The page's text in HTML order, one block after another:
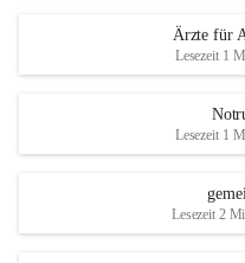
Ärzte für
Lesezeit 1
Lesezeit 1
Lesezeit 2